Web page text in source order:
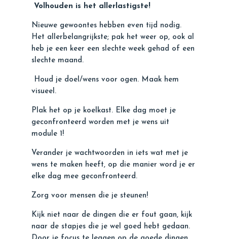
Volhouden is het allerlastigste!
Nieuwe gewoontes hebben even tijd nodig.
Het allerbelangrijkste; pak het weer op, ook al
heb je een keer een slechte week gehad of een
slechte maand.
Houd je doel/wens voor ogen. Maak hem
visueel.
Plak het op je koelkast. Elke dag moet je
geconfronteerd worden met je wens uit
module 1!
Verander je wachtwoorden in iets wat met je
wens te maken heeft, op die manier word je er
elke dag mee geconfronteerd.
Zorg voor mensen die je steunen!
Kijk niet naar de dingen die er fout gaan, kijk
naar de stapjes die je wel goed hebt gedaan.